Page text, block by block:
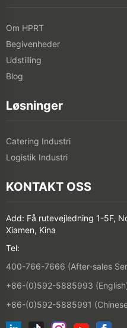
Om HPRT
Begivenheder
Udstilling
Blog
Løsninger
Catering Industri
Logistik Industri
KONTAKT OSS
Add: Få rutevejledning 1-5F,
Xiamen, Kina
Tel:
400-766-7666 (After-sales
+86-(0)592-5885993
+86-(0)592-5885991